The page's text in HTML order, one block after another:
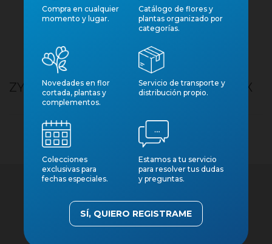
ZYGOPETALUM M12 LOUISENDORF MIX
Compra en cualquier
momento y lugar.
Catálogo de flores y
plantas organizado por
categorías.
Novedades en flor
cortada, plantas y
complementos.
Servicio de transporte y
distribución propio.
Colecciones
exclusivas para
fechas especiales.
Estamos a tu servicio
para resolver tus dudas
y preguntas.
SÍ, QUIERO REGISTRAME